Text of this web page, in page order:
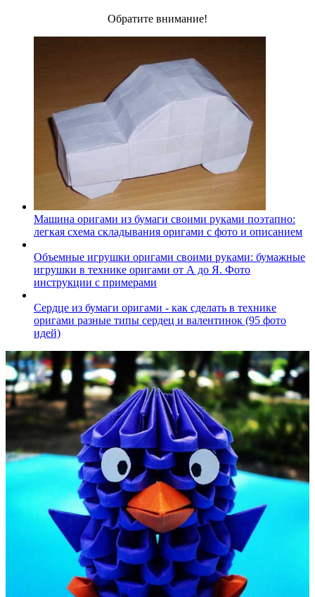
Обратите внимание!
Машина оригами из бумаги своими руками поэтапно:
легкая схема складывания оригами с фото и описанием
Объемные игрушки оригами своими руками: бумажные
игрушки в технике оригами от А до Я. Фото
инструкции с примерами
Сердце из бумаги оригами - как сделать в технике
оригами разные типы сердец и валентинок (95 фото
идей)